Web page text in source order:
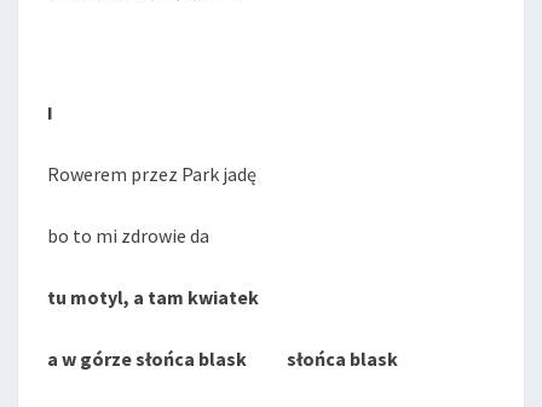
I
Rowerem przez Park jadę
bo to mi zdrowie da
tu motyl, a tam kwiatek
a w górze słońca blask słońca blask